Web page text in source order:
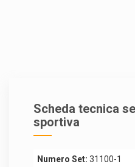
Scheda tecnica
sportiva
Numero Set: 31100-1